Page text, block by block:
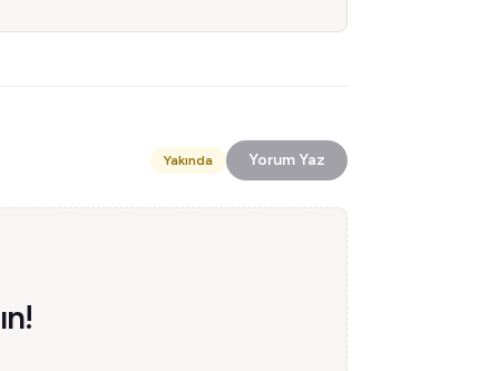
Yakında Yorum Yaz